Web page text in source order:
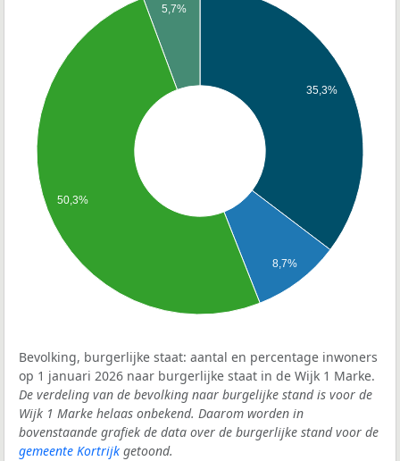
35,3%
8,7%
5,7%
50,3%
Bevolking, burgerlijke staat: aantal en percentage inwoners
op 1 januari 2026 naar burgerlijke staat in de Wijk 1 Marke.
De verdeling van de bevolking naar burgelijke stand is voor de
Wijk 1 Marke helaas onbekend. Daarom worden in
bovenstaande grafiek de data over de burgerlijke stand voor de
gemeente Kortrijk getoond.